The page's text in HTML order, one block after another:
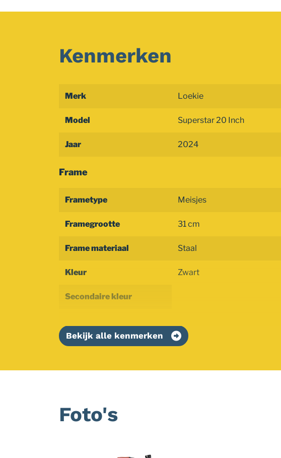
Kenmerken
Merk Loekie
Model Superstar 20 Inch
Jaar 2024
Frame
Frametype Meisjes
Framegrootte 31 cm
Frame materiaal Staal
Kleur Zwart
Secondaire kleur
Bekijk alle kenmerken
Foto's